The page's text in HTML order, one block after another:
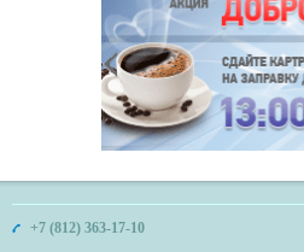
+7 (812) 363-17-10